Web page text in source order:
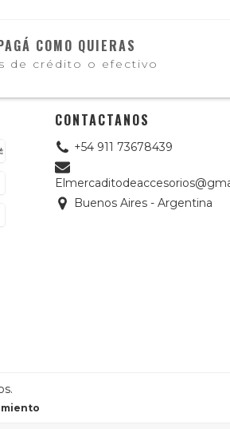
COMO QUIERAS
de crédito o efectivo
CONTACTANOS
+54 911 73678439
Buenos Aires - Argentina